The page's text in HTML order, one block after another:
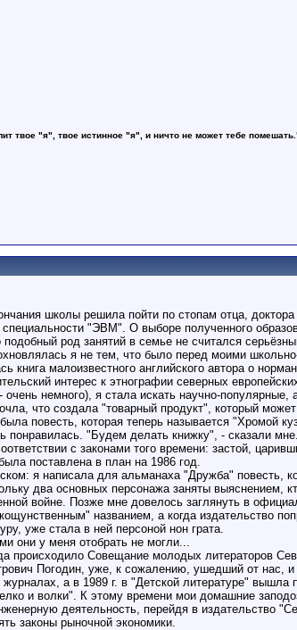
твое "я", твое истинное "я", и ничто не может тебе
школы решила пойти по стопам отца,
"ЭВМ". О выборе полученного
род занятий в семье не считался
я не тем, что было перед моими
малоизвестного английского автора о
интерес к этнографии северных
немного), я стала искать научно-
что создала "товарный продукт", который
повесть, которая теперь называется "Хромой
понравилась. "Будем делать книжку", - сказали
с законами того времени: застой,
поставлена в план на 1986 год.
я написала для альманаха "Дружба" повесть,
два основных персонажа заняты выяснением,
войне. Позже мне довелось заглянуть в
названием, а когда издательство
уже стала в ней персоной нон грата.
они у меня отобрать не могли...
происходило Совещание молодых литераторов
Погодин, уже, к сожалению, ушедший от нас,
а в 1989 г. в "Детской литературе" вышла
и волки". К этому времени мои домашние
деятельность, перейдя в издательство
законы рыночной экономики.